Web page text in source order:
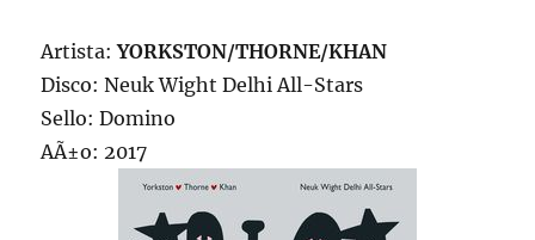
Artista:YORKSTON/THORNE/KHAN
Disco: Neuk Wight Delhi All-Stars
Sello: Domino
AÃ±o: 2017